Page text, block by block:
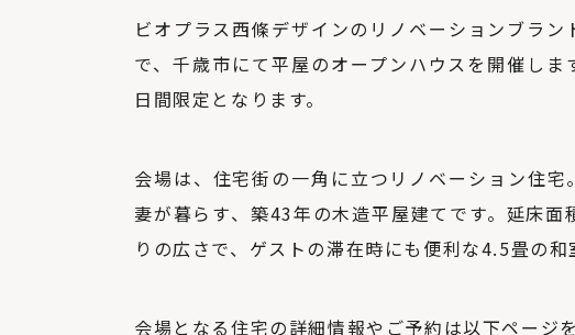
ビオプラス西條デザインのリノベーションブラ
で、千歳市にて平屋のオープンハウスを開催し
日間限定となります。
会場は、住宅街の一角に立つリノベーション住
妻が暮らす、築43年の木造平屋建てです。延床
りの広さで、ゲストの滞在時にも便利な4.5畳の和
会場となる住宅の詳細情報やご予約は以下ページ